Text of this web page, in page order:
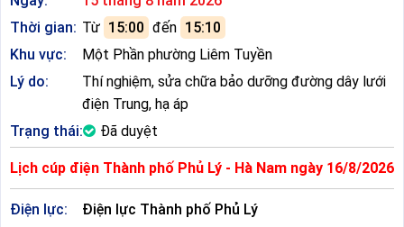
Thời gian: Từ 15:00 đến 15:10
Khu vực:
Một Phần phường Liêm Tuyền
Lý do:
Thí nghiệm, sửa chữa bảo dưỡng đường dây lưới
điện Trung, hạ áp
Trạng thái:
Đã duyệt
Lịch cúp điện Thành phố Phủ Lý - Hà Nam ngày 16/8/2026
Điện lực:
Điện lực Thành phố Phủ Lý